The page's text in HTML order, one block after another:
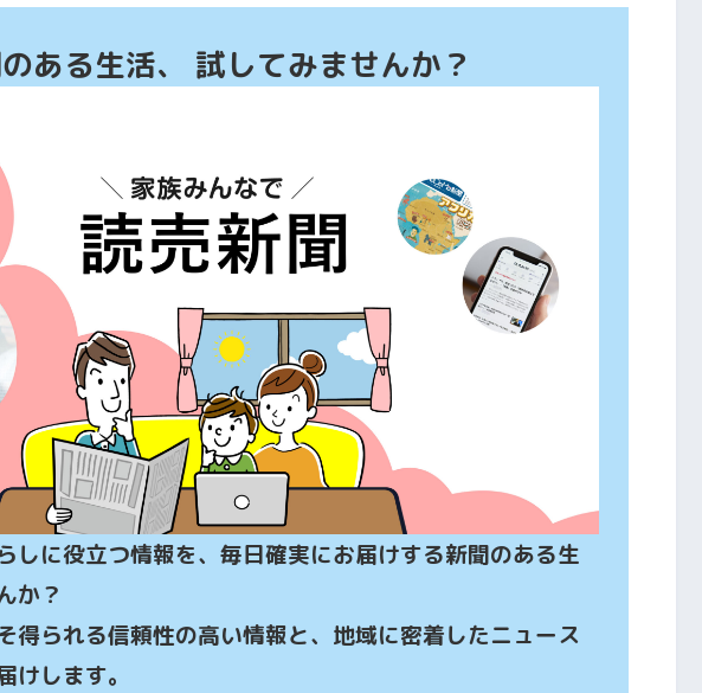
ある生活、 試してみませんか？
しに役立つ情報を、毎日確実にお届けする新聞のある生
か？
得られる信頼性の高い情報と、地域に密着したニュース
けします。